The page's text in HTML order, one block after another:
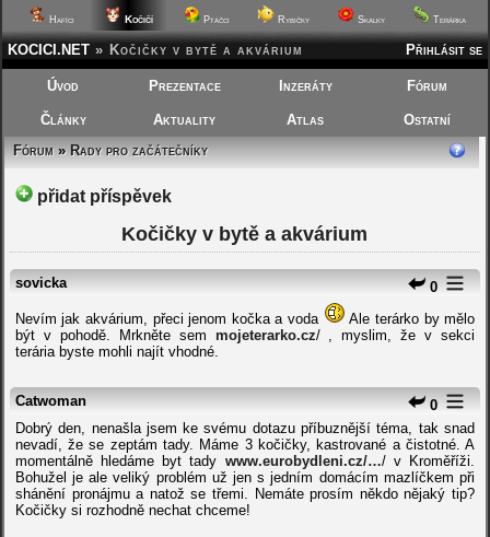
Hafíci Kočičí Ptáčci Rybičky Skalky Terárka
Přihlásit se
KOCICI.NET » Kočičky v bytě a akvárium
Úvod Prezentace Inzeráty Fórum
Články Aktuality Atlas
Ostatní
Fórum»Rady pro začátečníky
přidat příspěvek
Kočičky v bytě a akvárium
0
sovicka
Nevím jak akvárium, přeci jenom kočka a voda
Ale terárko by mělo
být v pohodě. Mrkněte sem mojeterarko.cz/ , myslim, že v sekci
terária byste mohli najít vhodné.
0
Catwoman
Dobrý den, nenašla jsem ke svému dotazu příbuznější téma, tak snad
nevadí, že se zeptám tady. Máme 3 kočičky, kastrované a čistotné. A
momentálně hledáme byt tady www.eurobydleni.cz/…/ v Kroměříži.
Bohužel je ale veliký problém už jen s jedním domácím mazlíčkem při
shánění pronájmu a natož se třemi. Nemáte prosím někdo nějaký tip?
Kočičky si rozhodně nechat chceme!